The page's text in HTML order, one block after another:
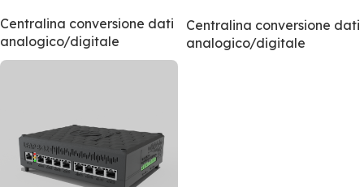
Centralina conversione dati
analogico/digitale
Centralina conversione dati
analogico/digitale